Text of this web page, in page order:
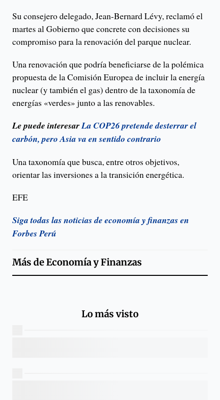
Su consejero delegado, Jean-Bernard Lévy, reclamó el
martes al Gobierno que concrete con decisiones su
compromiso para la renovación del parque nuclear.
Una renovación que podría beneficiarse de la polémica
propuesta de la Comisión Europea de incluir la energía
nuclear (y también el gas) dentro de la taxonomía de
energías «verdes» junto a las renovables.
Le puede interesarLa COP26 pretende desterrar el
carbón, pero Asia va en sentido contrario
Una taxonomía que busca, entre otros objetivos,
orientar las inversiones a la transición energética.
EFE
Siga todas las noticias de economía y finanzas en
Forbes Perú
Más deEconomía y Finanzas
Lo más visto